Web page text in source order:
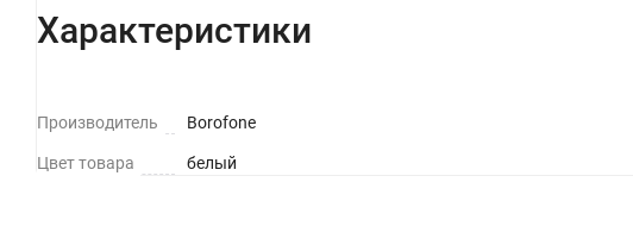
Характеристики
Производитель Borofone
Цвет товара белый